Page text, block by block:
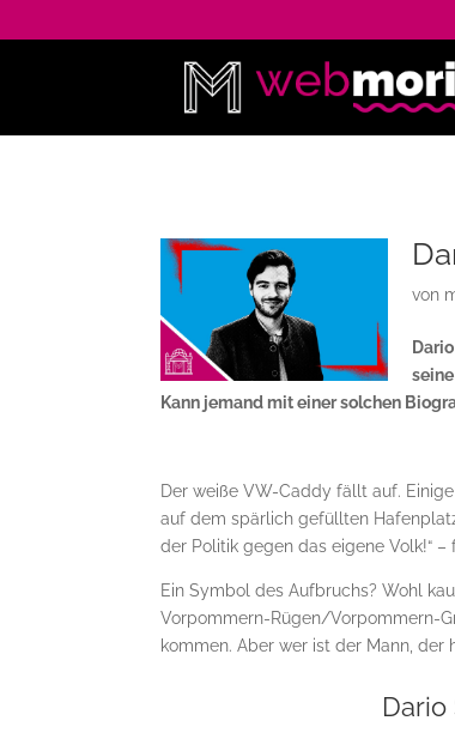
von
Kann jemand mit einer solchen
Der weiße VW-Caddy fällt auf.
auf dem spärlich gefüllten
der Politik gegen das eigene Volk!“
Ein Symbol des Aufbruchs? Wohl
Vorpommern-Rügen/Vorpommern-
kommen. Aber wer ist der Mann, der